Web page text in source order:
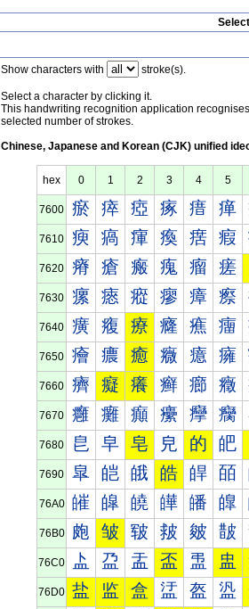
Show characters with stroke(s).
Select a character by clicking it.
This handwriting recognition application
selected number of strokes.
Chinese, Japanese and Korean (CJK) unified
hex 0 1 2 3 4 5
7600 瘀 瘁 瘂 瘃 瘄 瘅
7610 瘐 瘑 瘒 瘓 瘔 瘕
7620 瘠 瘡 瘢 瘣 瘤 瘥
7630 瘰 瘱 瘲 瘳 瘴 瘵
7640 癀 癁 療 癃 癄 癅
7650 癐 癑 癒 癓 癔 癕
7660 癠 癡 癢 癣 癤 癥
7670 癰 癱 癲 癳 癴 癵
7680 皀 皁 皂 皃 的 皅
7690 皐 皑 皒 皓 皔 皕
76A0 皠 皡 皢 皣 皤 皥
76B0 皰 皱 皲 皳 皴 皵
76C0 盀 盁 盂 盃 盄 盅
76D0 盐 监 盒 盓 盔 盕